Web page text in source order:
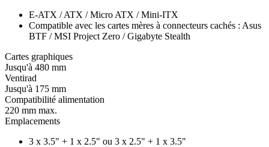
E-ATX / ATX / Micro ATX / Mini-ITX
Compatible avec les cartes mères à connecteurs cachés : Asus
BTF / MSI Project Zero / Gigabyte Stealth
Cartes graphiques
Jusqu'à 480 mm
Ventirad
Jusqu'à 175 mm
Compatibilité alimentation
220 mm max.
Emplacements
3 x 3.5" + 1 x 2.5" ou 3 x 2.5" + 1 x 3.5"